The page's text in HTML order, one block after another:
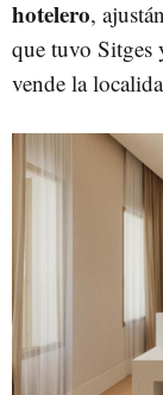
hotelero,
que tuvo Sitges
vende la